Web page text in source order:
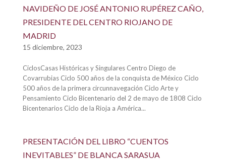
NAVIDEÑO DE JOSÉ ANTONIO RUPÉREZ CAÑO,
PRESIDENTE DEL CENTRO RIOJANO DE
MADRID
15 diciembre, 2023
CiclosCasas Históricas y Singulares Centro Diego de
Covarrubias Ciclo 500 años de la conquista de México Ciclo
500 años de la primera circunnavegación Ciclo Arte y
Pensamiento Ciclo Bicentenario del 2 de mayo de 1808 Ciclo
Bicentenarios Ciclo de la Rioja a América...
PRESENTACIÓN DEL LIBRO “CUENTOS
INEVITABLES” DE BLANCA SARASUA